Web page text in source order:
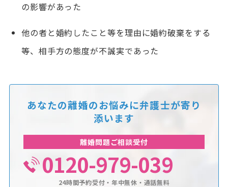
の影響があった
他の者と婚約したこと等を理由に婚約破棄をする
等、相手方の態度が不誠実であった
あなたの離婚のお悩みに弁護士が寄り
添います
離婚問題ご相談受付
0120-979-039
24時間予約受付・年中無休・通話無料